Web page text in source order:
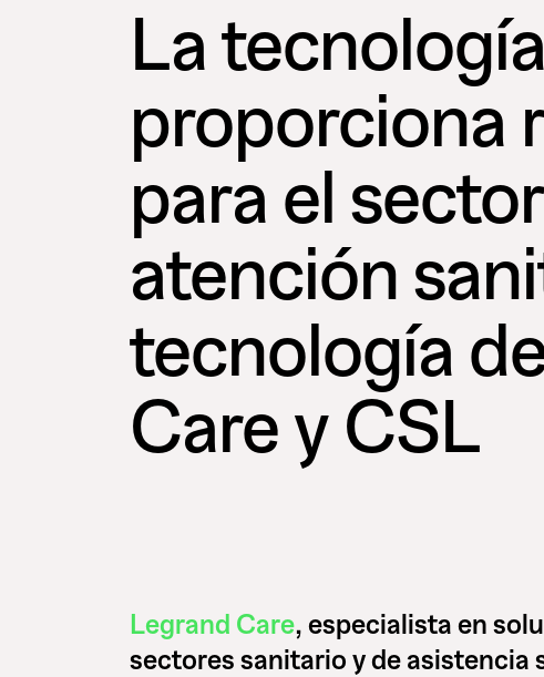
La
proporciona
para el
atención
tecnología
Care y CSL
Legrand Care, especialista en
sectores sanitario y de asistencia